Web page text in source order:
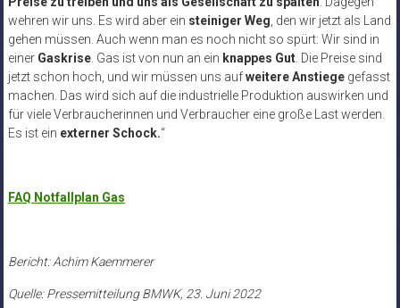
wehren wir uns. Es wird aber ein steiniger Weg , den wir jetzt als Land
gehen müssen. Auch wenn man es noch nicht so spürt: Wir sind in
einer Gaskrise. Gas ist von nun an ein knappes Gut. Die Preise sind
jetzt schon hoch, und wir müssen uns aufweitere Anstiegegefasst
machen. Das wird sich auf die industrielle Produktion auswirken und
für viele Verbraucherinnen und Verbraucher eine große Last werden.
Es ist ein externer Schock.“
FAQ Notfallplan Gas
Bericht: Achim Kaemmerer
Quelle: Pressemitteilung BMWK, 23. Juni 2022